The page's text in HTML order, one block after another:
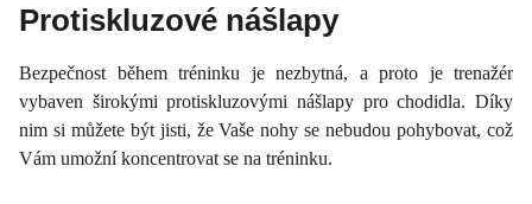
Protiskluzové nášlapy
Bezpečnost během tréninku je nezbytná, a proto je trenažér
vybaven širokými protiskluzovými nášlapy pro chodidla. Díky
nim si můžete být jisti, že Vaše nohy se nebudou pohybovat, což
Vám umožní koncentrovat se na tréninku.